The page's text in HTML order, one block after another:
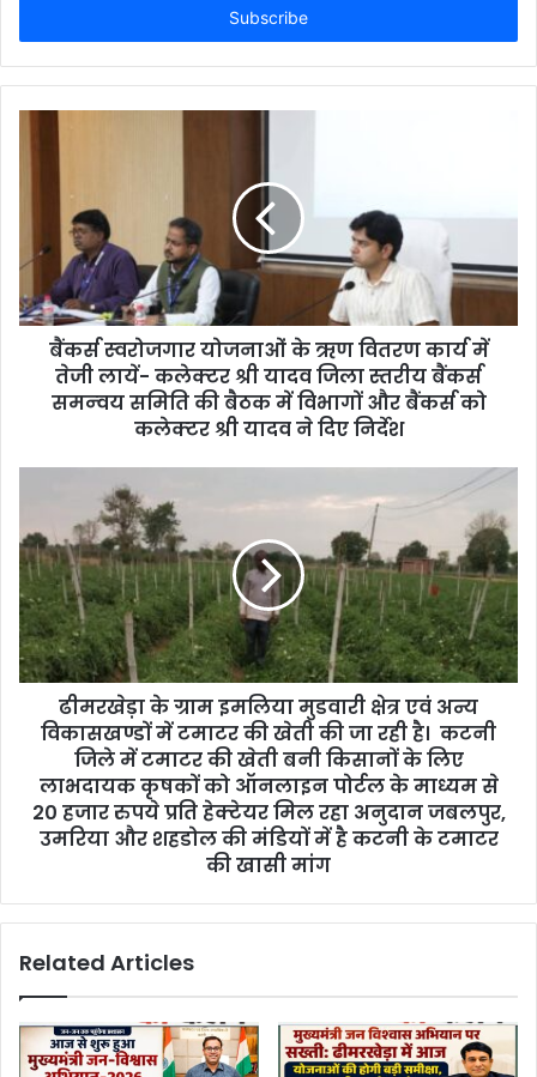
r
y
l
a
d
बैंकर्स स्‍वरोजगार योजनाओं के ऋण वितरण कार्य में
तेजी लायें- कलेक्‍टर श्री यादव जिला स्‍तरीय बैंकर्स
समन्‍वय समिति की बैठक में विभागों और बैंकर्स को
कलेक्‍टर श्री यादव ने दिए निर्देश
ढीमरखेड़ा के ग्राम इमलिया मुडवारी क्षेत्र एवं अन्य
विकासखण्डों में टमाटर की खेती की जा रही है। कटनी
जिले में टमाटर की खेती बनी किसानों के लिए
लाभदायक कृषकों को ऑनलाइन पोर्टल के माध्यम से
20 हजार रुपये प्रति हेक्टेयर मिल रहा अनुदान जबलपुर,
उमरिया और शहडोल की मंडियों में है कटनी के टमाटर
की खासी मांग
Related Articles